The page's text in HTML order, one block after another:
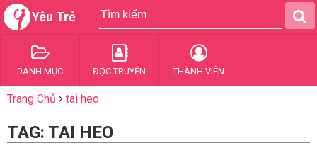
Yêu Trẻ
DANH MỤC ĐỌC TRUYỆN THÀNH VIÊN
Trang Chủ tai heo
TAG: TAI HEO